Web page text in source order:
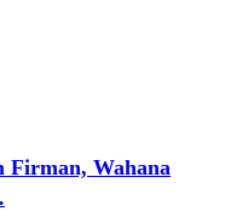
Firman, Wahana